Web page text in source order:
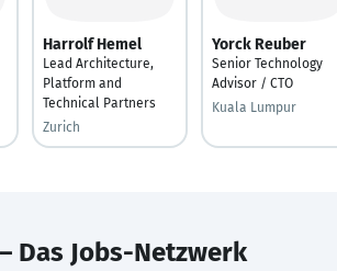
Harrolf Hemel
Lead Architecture,
Platform and
Technical Partners
Zurich
Yorck Reuber
Senior Technology
Advisor / CTO
Kuala Lumpur
Das Jobs-Netzwerk